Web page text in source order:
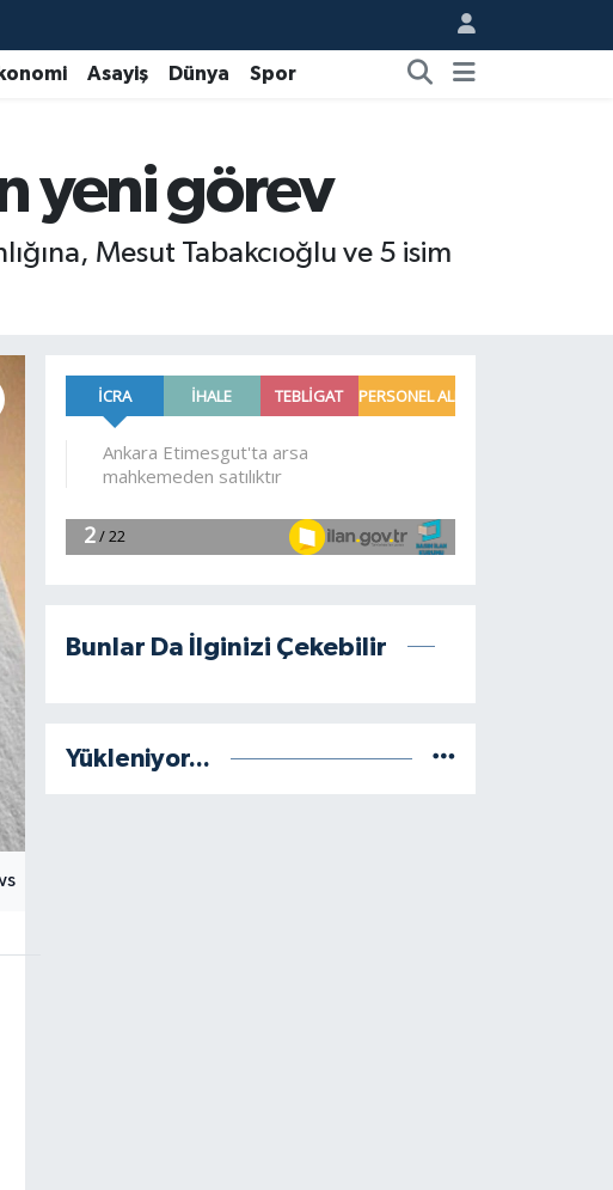
Asayiş Dünya Spor
yeni görev
Mesut Tabakcıoğlu ve 5 isim
Bunlar Da İlginizi Çekebilir
Yükleniyor...